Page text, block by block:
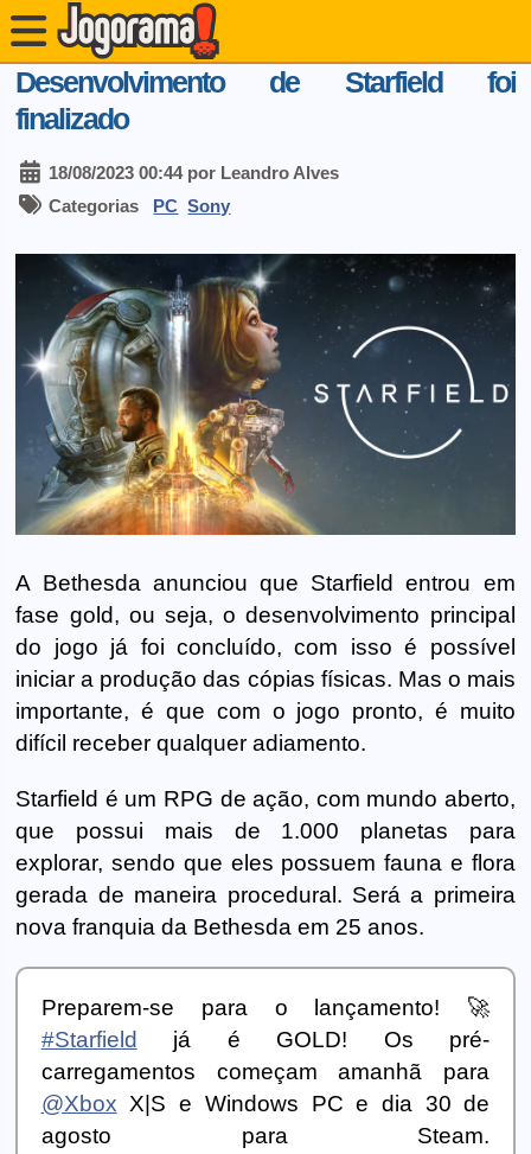
Desenvolvimento de Starfield foi
finalizado
18/08/2023 00:44 por Leandro Alves
Categorias PC Sony
A Bethesda anunciou que Starfield entrou em
fase gold, ou seja, o desenvolvimento principal
do jogo já foi concluído, com isso é possível
iniciar a produção das cópias físicas. Mas o mais
importante, é que com o jogo pronto, é muito
difícil receber qualquer adiamento.
Starfield é um RPG de ação, com mundo aberto,
que possui mais de 1.000 planetas para
explorar, sendo que eles possuem fauna e flora
gerada de maneira procedural. Será a primeira
nova franquia da Bethesda em 25 anos.
Preparem-se para o lançamento! 🚀
#Starfield
já é GOLD! Os pré-
carregamentos começam amanhã para
@Xbox X|S e Windows PC e dia 30 de
agosto para Steam.